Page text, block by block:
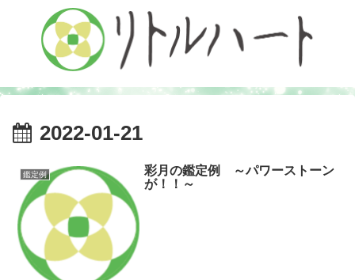
2022-01-21
鑑定例
彩月の鑑定例 ～パワーストーン
が！！～